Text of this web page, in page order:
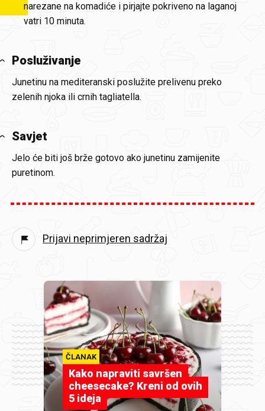
narezane na komadiće i pirjajte pokriveno na laganoj
vatri 10 minuta.
Posluživanje
Junetinu na mediteranski poslužite prelivenu preko
zelenih njoka ili crnih tagliatella.
Savjet
Jelo će biti još brže gotovo ako junetinu zamijenite
puretinom.
Prijavi neprimjeren sadržaj
ČLANAK
Kako napraviti savršen
cheesecake? Kreni od ovih
5 ideja